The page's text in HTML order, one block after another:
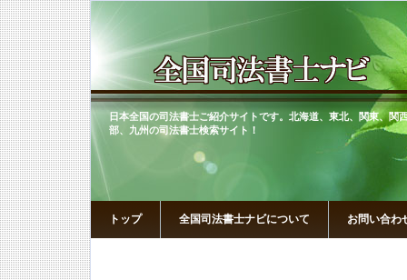
日本全国の司法書士ご紹介サイトです。北海道、東北、関東、関
部、九州の司法書士検索サイト！
トップ 全国司法書士ナビについて お問い合わ